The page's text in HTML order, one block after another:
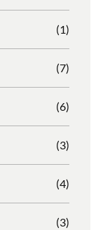
(1)
(7)
(6)
(3)
(4)
(3)